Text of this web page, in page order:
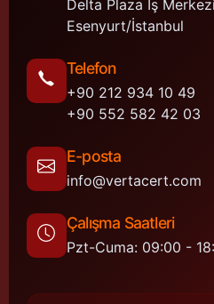
Delta Plaza İş
Esenyurt/İstanbul
Telefon
+90 212 934 10 49
+90 552 582 42 03
E-posta
info@vertacert.com
Çalışma Saatleri
Pzt-Cuma: 09:00 -